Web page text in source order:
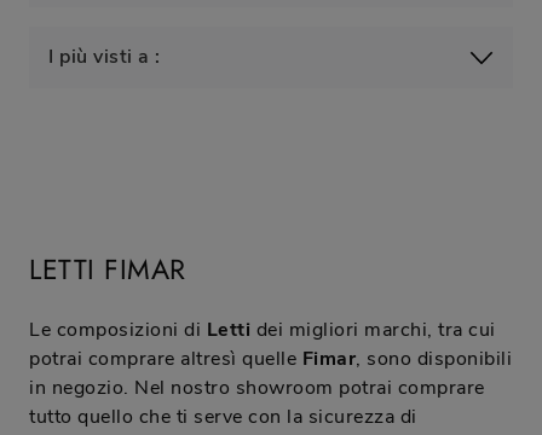
I più visti a :
LETTI FIMAR
Le composizioni di Letti dei migliori marchi, tra cui
potrai comprare altresì quelle Fimar, sono disponibili
in negozio. Nel nostro showroom potrai comprare
tutto quello che ti serve con la sicurezza di